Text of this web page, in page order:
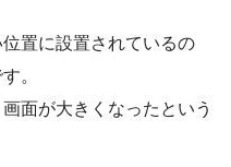
置に設置されているの
。
面が大きくなったという